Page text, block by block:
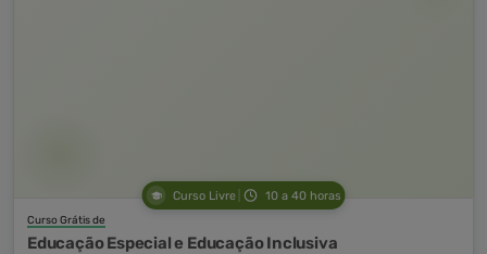
Curso Livre 10 a 40 horas
Curso Grátis de
Educação Especial e Educação Inclusiva